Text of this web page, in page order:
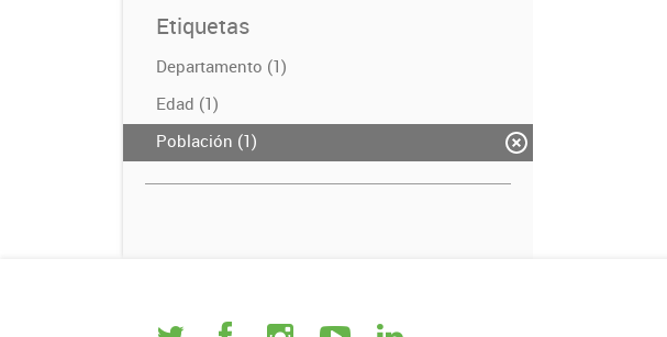
Etiquetas
Departamento (1)
Edad (1)
Población (1)